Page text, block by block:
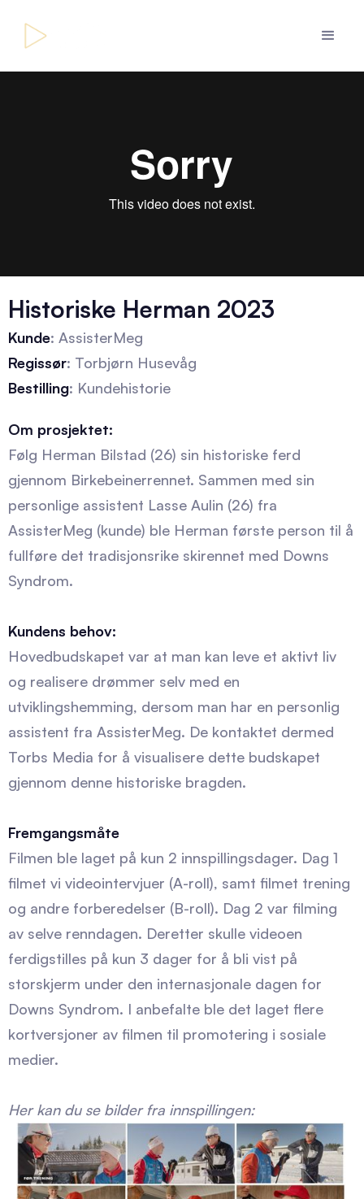
Historiske Herman 2023
Kunde: AssisterMeg
Regissør: Torbjørn Husevåg
Bestilling: Kundehistorie
Om prosjektet:
Følg Herman Bilstad (26) sin historiske ferd
gjennom Birkebeinerrennet. Sammen med sin
personlige assistent Lasse Aulin (26) fra
AssisterMeg (kunde) ble Herman første person til å
fullføre det tradisjonsrike skirennet med Downs
Syndrom.
Kundens behov:
Hovedbudskapet var at man kan leve et aktivt liv
og realisere drømmer selv med en
utviklingshemming, dersom man har en personlig
assistent fra AssisterMeg. De kontaktet dermed
Torbs Media for å visualisere dette budskapet
gjennom denne historiske bragden.
Fremgangsmåte
Filmen ble laget på kun 2 innspillingsdager. Dag 1
filmet vi videointervjuer (A-roll), samt filmet trening
og andre forberedelser (B-roll). Dag 2 var filming
av selve renndagen. Deretter skulle videoen
ferdigstilles på kun 3 dager for å bli vist på
storskjerm under den internasjonale dagen for
Downs Syndrom. I anbefalte ble det laget flere
kortversjoner av filmen til promotering i sosiale
medier.
Her kan du se bilder fra innspillingen: